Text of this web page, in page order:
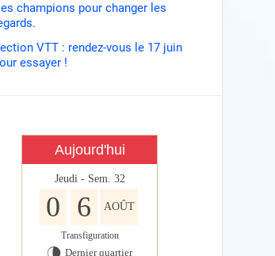
champions pour changer les
VTT : rendez-vous le 17 juin
essayer !
Aujourd'hui
Jeudi - Sem. 32
0 6 AOÛT
Transfiguration
Dernier quartier